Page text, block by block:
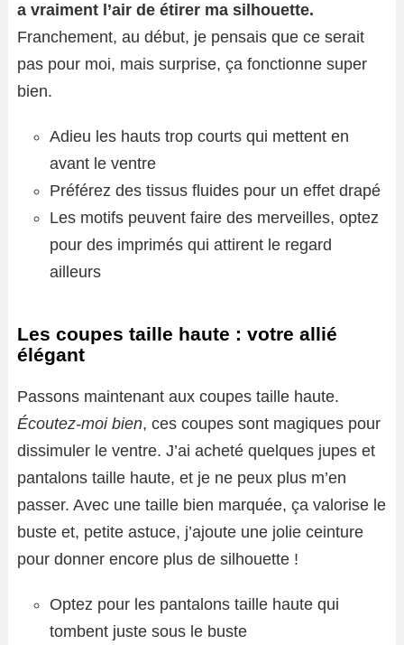
a vraiment l’air de étirer ma silhouette.
Franchement, au début, je pensais que ce serait
pas pour moi, mais surprise, ça fonctionne super
bien.
Adieu les hauts trop courts qui mettent en
avant le ventre
Préférez des tissus fluides pour un effet drapé
Les motifs peuvent faire des merveilles, optez
pour des imprimés qui attirent le regard
ailleurs
Les coupes taille haute : votre allié
élégant
Passons maintenant aux coupes taille haute.
Écoutez-moi bien, ces coupes sont magiques pour
dissimuler le ventre. J’ai acheté quelques jupes et
pantalons taille haute, et je ne peux plus m’en
passer. Avec une taille bien marquée, ça valorise le
buste et, petite astuce, j’ajoute une jolie ceinture
pour donner encore plus de silhouette !
Optez pour les pantalons taille haute qui
tombent juste sous le buste